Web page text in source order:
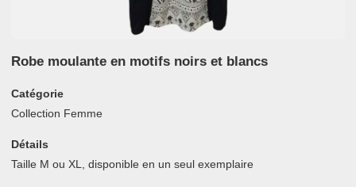
Nos offres !
Robe moulante en motifs noirs et blancs
Catégorie
Collection Femme
Détails
Taille M ou XL, disponible en un seul exemplaire